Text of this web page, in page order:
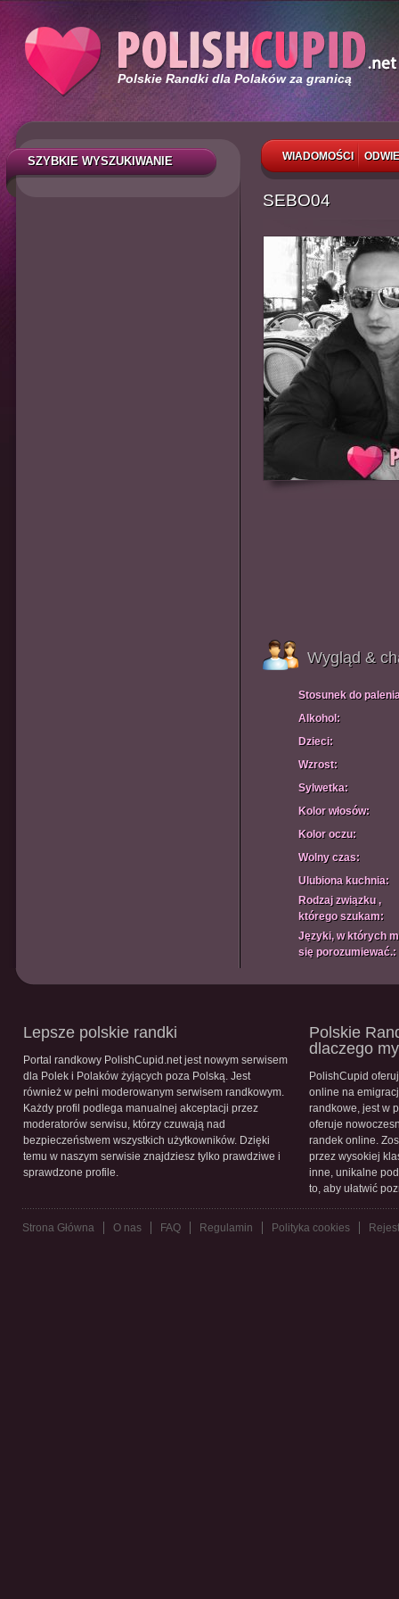
Polskie Randki dla Polaków za granicą
WIADOMOŚCI
SZYBKIE WYSZUKIWANIE
SEBO04
Wygląd &
Stosunek do
Alkohol:
Dzieci:
Wzrost:
Sylwetka:
Kolor włosów:
Kolor oczu:
Wolny czas:
Ulubiona kuchnia:
Rodzaj związku ,
którego szukam:
Języki, w których
się porozumiewać.:
Lepsze polskie randki
Portal randkowy PolishCupid.net jest nowym serwisem
dla Polek i Polaków żyjących poza Polską. Jest
również w pełni moderowanym serwisem randkowym.
Każdy profil podlega manualnej akceptacji przez
moderatorów serwisu, którzy czuwają nad
bezpieczeństwem wszystkich użytkowników. Dzięki
temu w naszym serwisie znajdziesz tylko prawdziwe i
sprawdzone profile.
Polskie
dlaczego
PolishCupid
online na
randkowe, jest w
oferuje
randek online.
przez wysokiej
inne, unikalne
to, aby ułatwić
Strona Główna O nas FAQ Regulamin Polityka cookies